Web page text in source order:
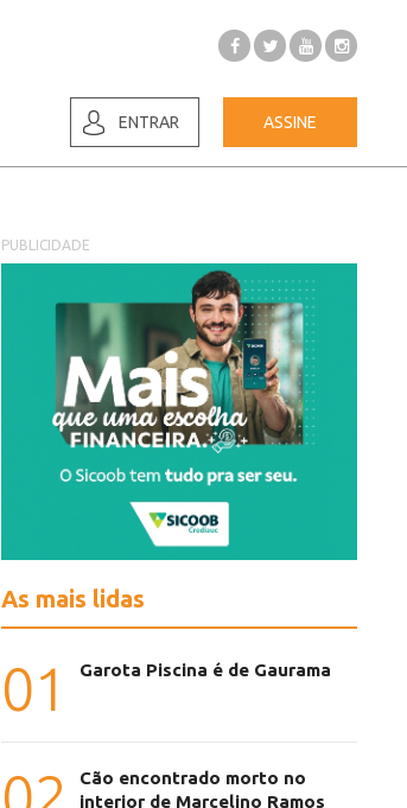
ENTRAR ASSINE
PUBLICIDADE
As mais lidas
01 Garota Piscina é de Gaurama
Cão encontrado morto no
interior de Marcelino Ramos